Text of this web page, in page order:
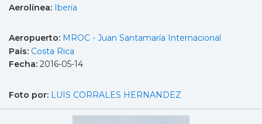
Aerolínea: Iberia
Aeropuerto: MROC - Juan Santamaría Internacional
País: Costa Rica
Fecha: 2016-05-14
Foto por: LUIS CORRALES HERNANDEZ